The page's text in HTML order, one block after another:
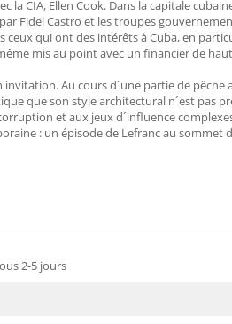
la CIA, Ellen Cook. Dans la capitale
Fidel Castro et les troupes
ceux qui ont des intérêts à Cuba, en
mis au point avec un financier de
Au cours d´une partie de
que son style architectural n´est pas
et aux jeux d´influence
: un épisode de Lefranc au sommet
2-5 jours